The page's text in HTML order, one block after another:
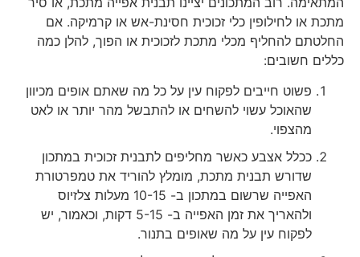
מתכת או לחילופין כלי זכוכית חסינת-אש או קרמיקה. אם
החלטתם להחליף מכלי מתכת לזכוכית או הפוך, להלן כמה
כללים חשובים:
פשוט חייבים לפקוח עין על כל מה שאתם אופים מכיוון
שהאוכל עשוי להשחים או להתבשל מהר יותר או לאט
מהצפוי.
ככלל אצבע כאשר מחליפים לתבנית זכוכית במתכון
שדורש תבנית מתכת, מומלץ להוריד את טמפרטורת
האפייה שרשום במתכון ב- 10-15 מעלות צלזיוס
ולהאריך את זמן האפייה ב- 5-15 דקות, וכאמור, יש
לפקוח עין על מה שאופים בתנור.